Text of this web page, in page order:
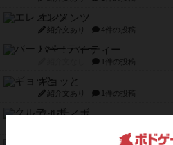
エレメンツ
紹介文あり 4件の投稿
バー！パーティー
1件の投稿
ギョッと
紹介文あり 1件の投稿
クルティボ